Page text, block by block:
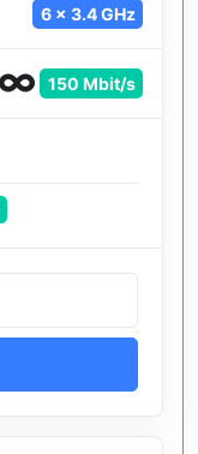
6 x 3.4 GHz
150 Mbit/s